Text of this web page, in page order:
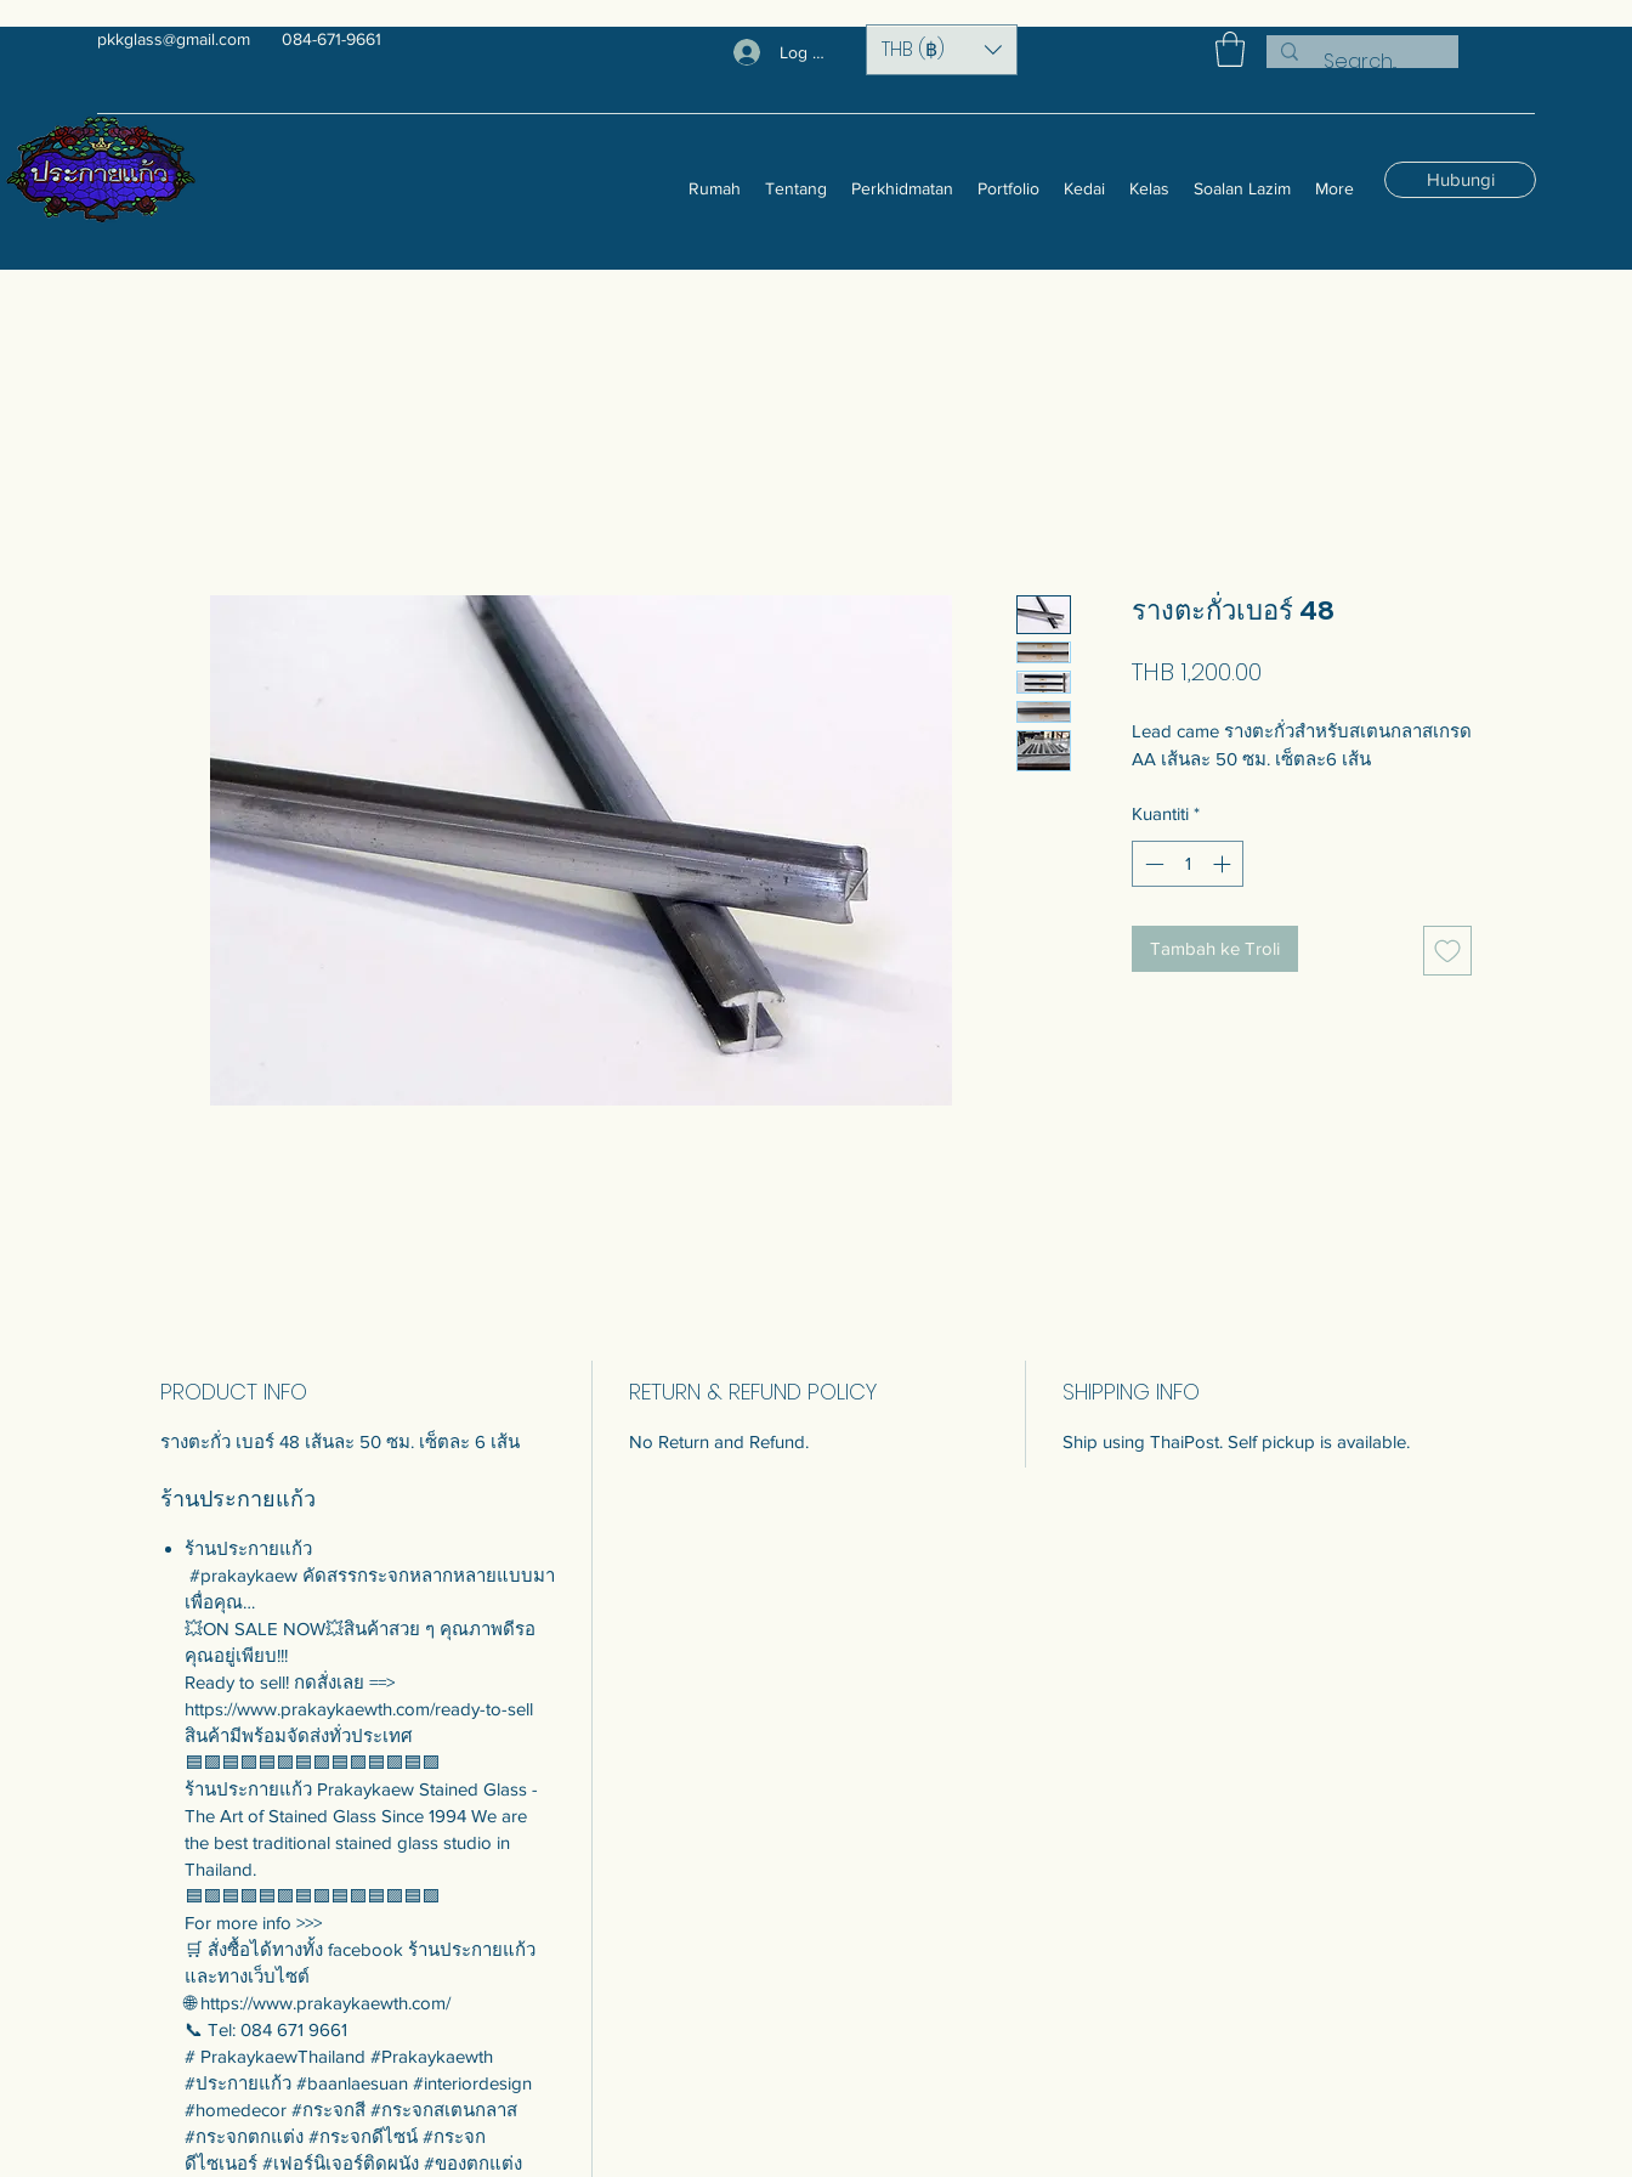
pkkglass@gmail.com 084-671-9661
Log Masuk THB (฿)
Rumah Tentang Perkhidmatan Portfolio Kedai Kelas Soalan Lazim More Hubungi
รางตะกั่วเบอร์ 48
THB 1,200.00
Lead came รางตะกั่วสำหรับสเตนกลาสเกรด
AA เส้นละ 50 ซม. เซ็ตละ6 เส้น
Kuantiti *
Tambah ke Troli
PRODUCT INFO
รางตะกั่ว เบอร์ 48 เส้นละ 50 ซม. เซ็ตละ 6 เส้น
RETURN & REFUND POLICY
No Return and Refund.
SHIPPING INFO
Ship using ThaiPost. Self pickup is available.
ร้านประกายแก้ว
ร้านประกายแก้ว
#prakaykaew คัดสรรกระจกหลากหลายแบบมา
เพื่อคุณ…
💥ON SALE NOW💥สินค้าสวย ๆ คุณภาพดีรอ
คุณอยู่เพียบ!!!
Ready to sell! กดสั่งเลย ==>
https://www.prakaykaewth.com/ready-to-sell
สินค้ามีพร้อมจัดส่งทั่วประเทศ
🟦🟪🟦🟪🟦🟪🟦🟪🟦🟪🟦🟪🟦🟪
ร้านประกายแก้ว Prakaykaew Stained Glass -
The Art of Stained Glass Since 1994 We are
the best traditional stained glass studio in
Thailand.
🟦🟪🟦🟪🟦🟪🟦🟪🟦🟪🟦🟪🟦🟪
For more info >>>
🛒 สั่งซื้อได้ทางทั้ง facebook ร้านประกายแก้ว
และทางเว็บไซต์
🌐 https://www.prakaykaewth.com/
📞 Tel: 084 671 9661
# PrakaykaewThailand #Prakaykaewth
#ประกายแก้ว #baanlaesuan #interiordesign
#homedecor #กระจกสี #กระจกสเตนกลาส
#กระจกตกแต่ง #กระจกดีไซน์ #กระจก
ดีไซเนอร์ #เฟอร์นิเจอร์ติดผนัง #ของตกแต่ง